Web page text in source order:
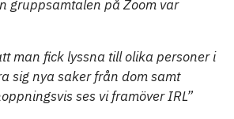
gruppsamtalen på Zoom var
man fick lyssna till olika personer i
sig nya saker från dom samt
ses vi framöver IRL”